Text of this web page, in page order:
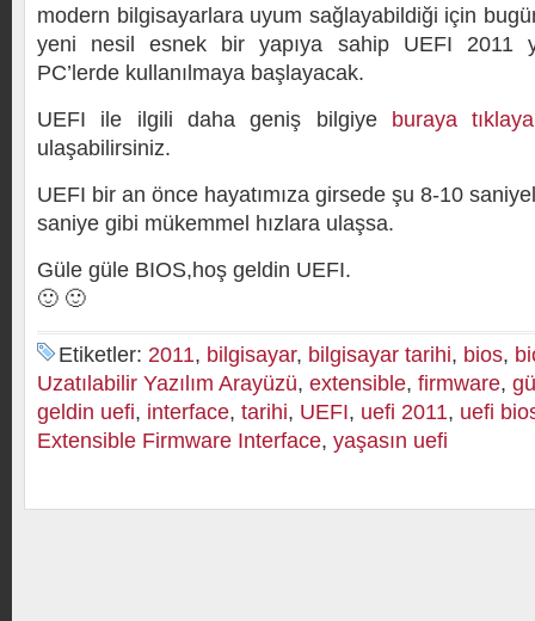
modern bilgisayarlara uyum sağlayabildiği için
yeni nesil esnek bir yapıya sahip UEFI 2011
PC’lerde kullanılmaya başlayacak.
UEFI ile ilgili daha geniş bilgiye buraya
ulaşabilirsiniz.
UEFI bir an önce hayatımıza girsede şu 8-10
saniye gibi mükemmel hızlara ulaşsa.
Güle güle BIOS,hoş geldin UEFI.
🙂 🙂
Etiketler: 2011, bilgisayar, bilgisayar tarihi, bios,
Uzatılabilir Yazılım Arayüzü, extensible, firmware,
geldin uefi, interface, tarihi, UEFI, uefi 2011, uefi
Extensible Firmware Interface, yaşasın uefi